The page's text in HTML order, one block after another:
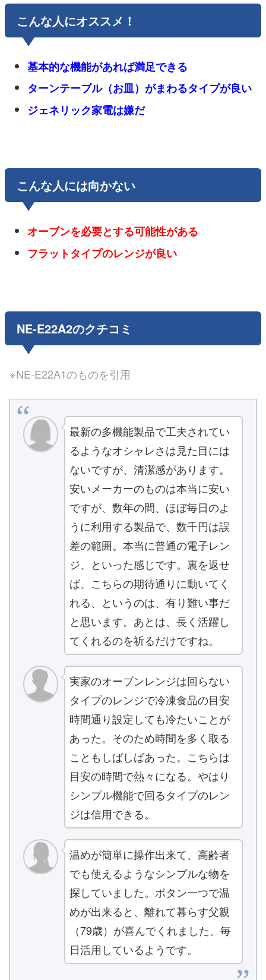
こんな人にオススメ！
基本的な機能があれば満足できる
ターンテーブル（お皿）がまわるタイプが良い
ジェネリック家電は嫌だ
こんな人には向かない
オーブンを必要とする可能性がある
フラットタイプのレンジが良い
NE-E22A2のクチコミ
※NE-E22A1のものを引用
最新の多機能製品で工夫されてい
るようなオシャレさは見た目には
ないですが、清潔感があります。
安いメーカーのものは本当に安い
ですが、数年の間、ほぼ毎日のよ
うに利用する製品で、数千円は誤
差の範囲。本当に普通の電子レン
ジ、といった感じです。裏を返せ
ば、こちらの期待通りに動いてく
れる、というのは、有り難い事だ
と思います。あとは、長く活躍し
てくれるのを祈るだけですね。
実家のオーブンレンジは回らない
タイプのレンジで冷凍食品の目安
時間通り設定しても冷たいことが
あった。そのため時間を多く取る
こともしばしばあった。こちらは
目安の時間で熱々になる。やはり
シンプル機能で回るタイプのレン
ジは信用できる。
温めが簡単に操作出来て、高齢者
でも使えるようなシンプルな物を
探していました。ボタン一つで温
めが出来ると、離れて暮らす父親
（79歳）が喜んでくれました。毎
日活用しているようです。